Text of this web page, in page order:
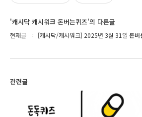
'캐시닥 캐시워크 돈버는퀴즈'의 다른글
현재글 [캐시닥/캐시워크] 2025년 3월 31일 돈
관련글